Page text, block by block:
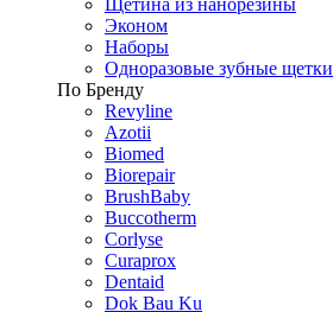
Щетина из нанорезины
Эконом
Наборы
Одноразовые зубные щетки
По Бренду
Revyline
Azotii
Biomed
Biorepair
BrushBaby
Buccotherm
Corlyse
Curaprox
Dentaid
Dok Bau Ku